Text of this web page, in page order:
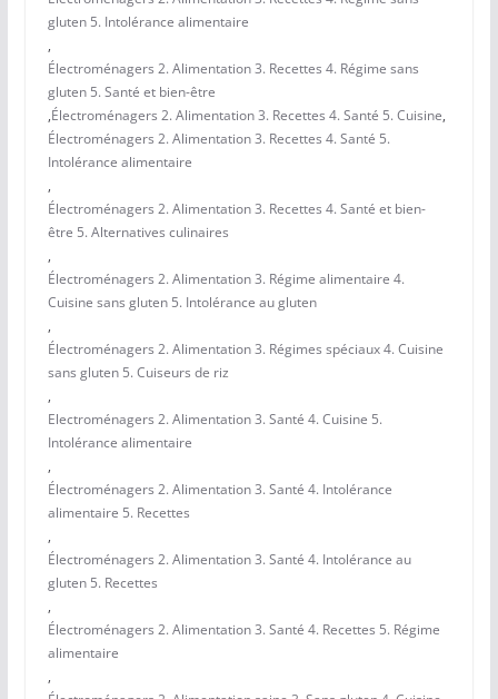
gluten 5. Intolérance alimentaire
,
Électroménagers 2. Alimentation 3. Recettes 4. Régime sans
gluten 5. Santé et bien-être
,Électroménagers 2. Alimentation 3. Recettes 4. Santé 5. Cuisine,
Électroménagers 2. Alimentation 3. Recettes 4. Santé 5.
Intolérance alimentaire
,
Électroménagers 2. Alimentation 3. Recettes 4. Santé et bien-
être 5. Alternatives culinaires
,
Électroménagers 2. Alimentation 3. Régime alimentaire 4.
Cuisine sans gluten 5. Intolérance au gluten
,
Électroménagers 2. Alimentation 3. Régimes spéciaux 4. Cuisine
sans gluten 5. Cuiseurs de riz
,
Electroménagers 2. Alimentation 3. Santé 4. Cuisine 5.
Intolérance alimentaire
,
Électroménagers 2. Alimentation 3. Santé 4. Intolérance
alimentaire 5. Recettes
,
Électroménagers 2. Alimentation 3. Santé 4. Intolérance au
gluten 5. Recettes
,
Électroménagers 2. Alimentation 3. Santé 4. Recettes 5. Régime
alimentaire
,